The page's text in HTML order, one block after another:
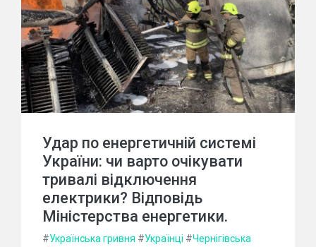
Удар по енергетичній системі
України: чи варто очікувати
тривалі відключення
електрики? Відповідь
Міністерства енергетики.
#Українська гривня #Українці #Чернігівська